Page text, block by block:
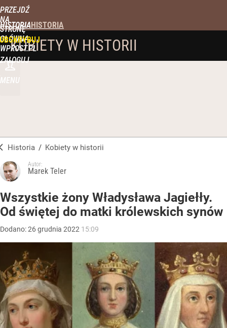
PRZEJDŹ
NA
STRONĘ
GŁÓWNĄ
WPROST.PL
HISTORIA
ZALOGUJ
MENU
KOBIETY W HISTORII
Historia / Kobiety w historii
Autor:
Marek Teler
Wszystkie żony Władysława Jagiełły.
Od świętej do matki królewskich synów
Dodano:26grudnia 2022 15:09